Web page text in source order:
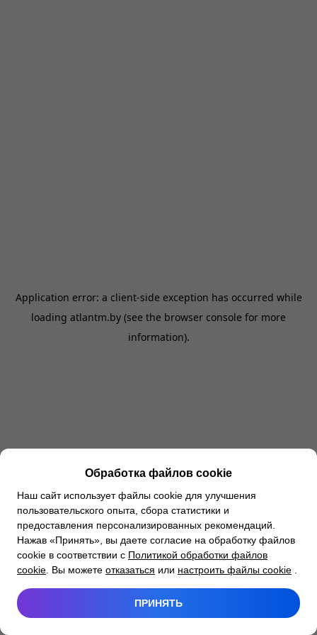
Application error: a client-side exception has occurred while
loading atlantm.by (see the browser console for more
information).
Обработка файлов cookie
Наш сайт использует файлы cookie для улучшения
пользовательского опыта, сбора статистики и
предоставления персонализированных рекомендаций.
Нажав «Принять», вы даете согласие на обработку файлов
cookie в соответствии с Политикой обработки файлов
cookie . Вы можете отказаться или настроить файлы cookie
ПРИНЯТЬ